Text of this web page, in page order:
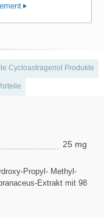
Cycloastragenol Produkte
25 mg
Propyl- Methyl-
Extrakt mit 98